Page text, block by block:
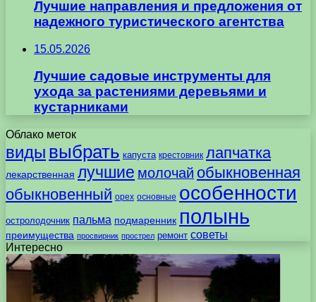
Лучшие направления и предложения от
надежного туристического агентства
15.05.2026
Лучшие садовые инструменты для
ухода за растениями деревьями и
кустарниками
Облако меток
виды выбрать капуста крестовник лапчатка
лекарственная лучшие молочай обыкновенная
обыкновенный орех основные особенности
остролодочник пальма подмаренник полынь
преимущества просвирник прострел ремонт советы
Интересно